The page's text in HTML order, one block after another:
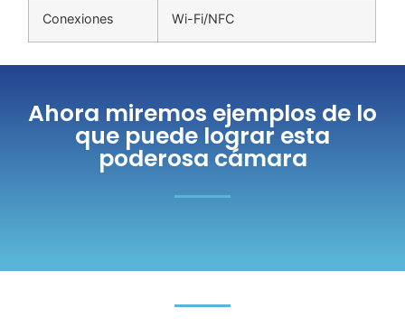
Conexiones Wi-Fi/NFC
Ahora miremos ejemplos de lo
que puede lograr esta
poderosa cámara